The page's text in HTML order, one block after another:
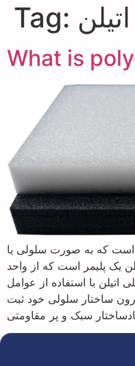
Tag:
What is
است که به صورت سلولی یا
یک پلیمر است که از واحد
با استفاده از عوامل
ساختار سلولی خود ثبت